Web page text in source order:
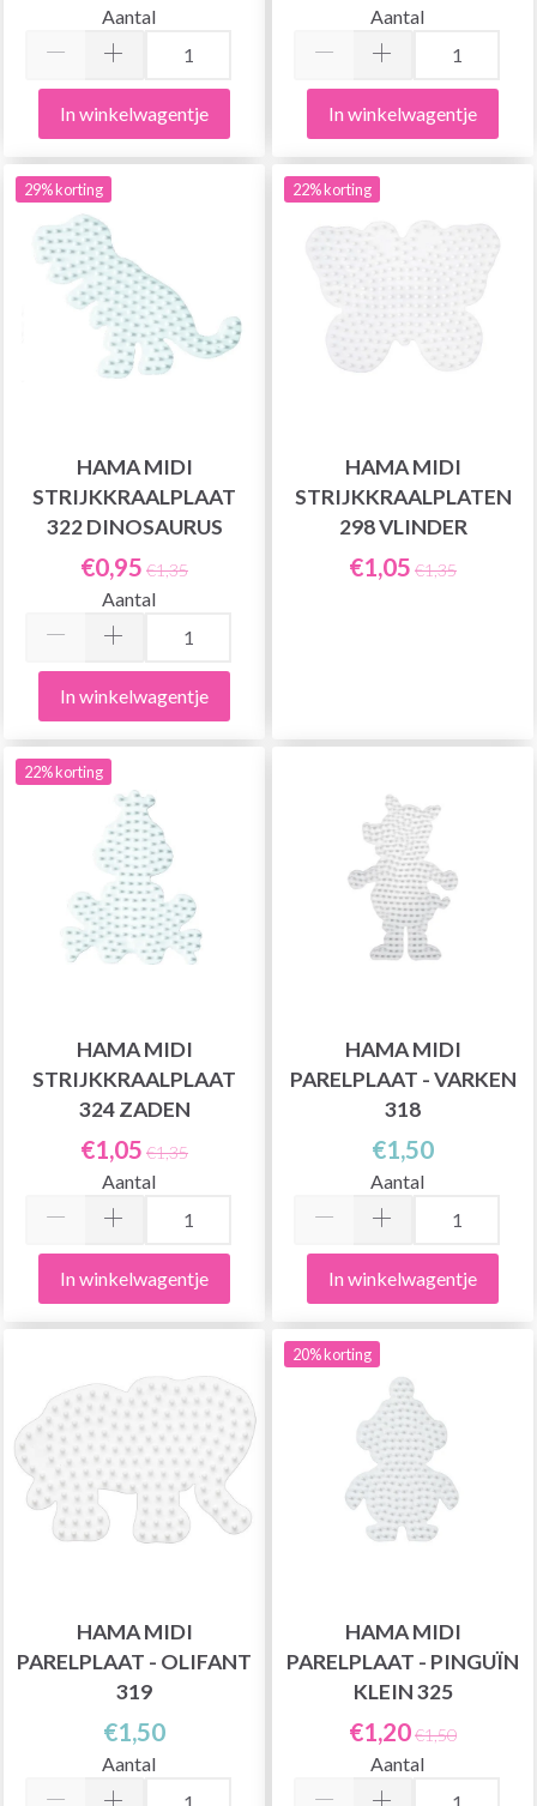
Aantal
In winkelwagentje
Aantal
In winkelwagentje
29% korting
HAMA MIDI
STRIJKKRAALPLAAT
322 DINOSAURUS
€0,95 €1,35
Aantal
In winkelwagentje
22% korting
HAMA MIDI
STRIJKKRAALPLATEN
298 VLINDER
€1,05 €1,35
22% korting
HAMA MIDI
STRIJKKRAALPLAAT
324 ZADEN
€1,05 €1,35
Aantal
In winkelwagentje
HAMA MIDI
PARELPLAAT - VARKEN
318
€1,50
Aantal
In winkelwagentje
HAMA MIDI
PARELPLAAT - OLIFANT
319
€1,50
Aantal
20% korting
HAMA MIDI
PARELPLAAT - PINGUÏN
KLEIN 325
€1,20€1,50
Aantal